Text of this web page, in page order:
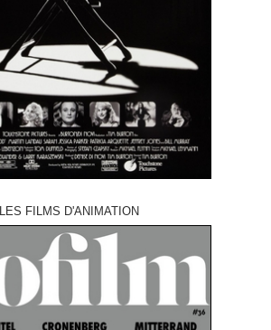
LES FILMS D'ANIMATION